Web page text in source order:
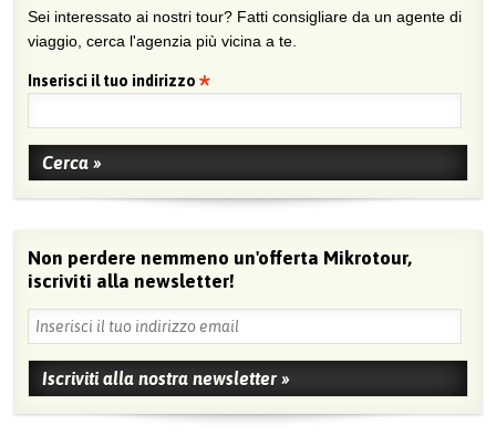
Sei interessato ai nostri tour? Fatti consigliare da un agente di
viaggio, cerca l'agenzia più vicina a te.
Inserisci il tuo indirizzo
Non perdere nemmeno un'offerta Mikrotour,
iscriviti alla newsletter!